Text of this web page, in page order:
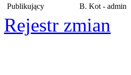
Publikujący
B. Kot - admin
Rejestr zmian